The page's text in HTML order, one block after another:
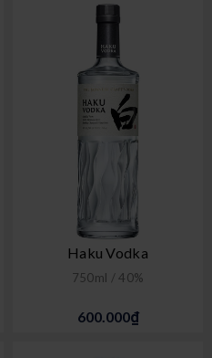
Haku Vodka
750ml / 40%
600.000₫